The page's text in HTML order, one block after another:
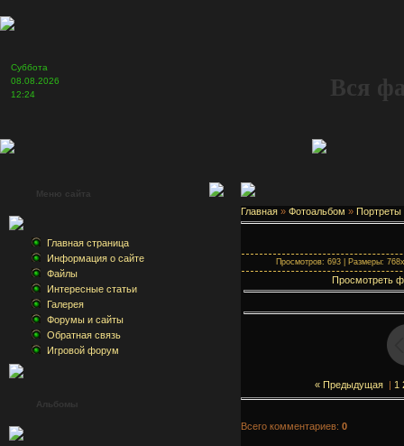
Суббота
08.08.2026
12:24
Вся
Меню сайта
Главная страница
Информация о сайте
Файлы
Интересные статьи
Галерея
Форумы и сайты
Обратная связь
Игровой форум
Альбомы
Главная » Фотоальбом » Портреты
Просмотров: 693 | Размеры:
Просмотреть
« Предыдущая| 1
Всего комментариев: 0